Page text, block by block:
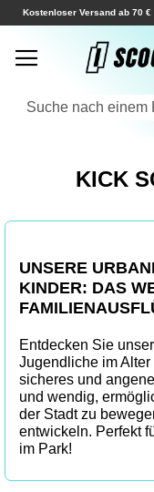
Zum
springen
Kostenloser Versand ab 70 €
KICK
UNSERE
KINDER: DAS
Entdecken Sie
Jugendliche im
sicheres und
und wendig,
der Stadt zu
entwickeln. Perfekt
im Park!